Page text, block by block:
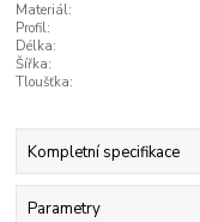
Materiál:
Profil:
Délka:
Šířka:
Tloušťka:
Kompletní specifikace
Parametry